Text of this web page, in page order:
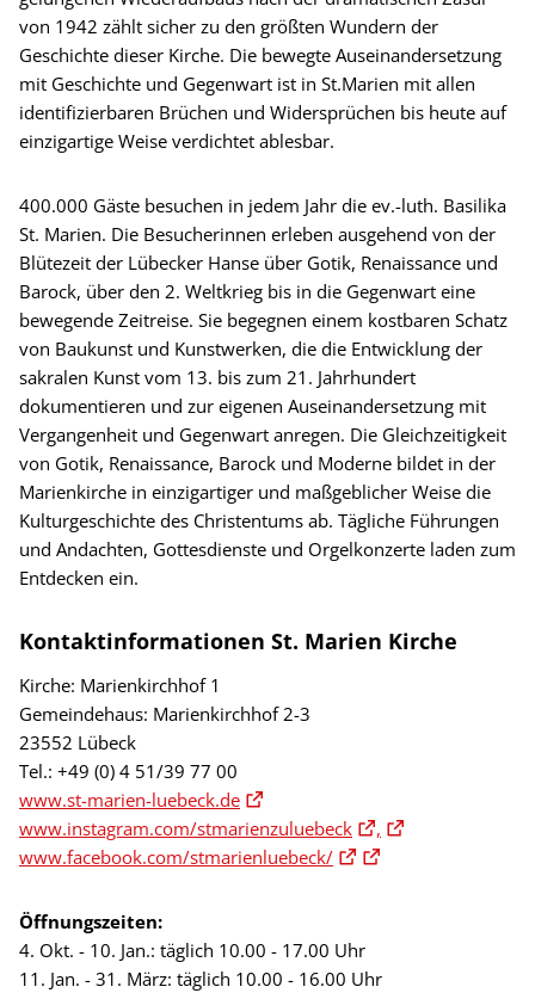
von 1942 zählt sicher zu den größten Wundern der
Geschichte dieser Kirche. Die bewegte Auseinandersetzung
mit Geschichte und Gegenwart ist in St.Marien mit allen
identifizierbaren Brüchen und Widersprüchen bis heute auf
einzigartige Weise verdichtet ablesbar.
400.000 Gäste besuchen in jedem Jahr die ev.-luth. Basilika
St. Marien. Die Besucherinnen erleben ausgehend von der
Blütezeit der Lübecker Hanse über Gotik, Renaissance und
Barock, über den 2. Weltkrieg bis in die Gegenwart eine
bewegende Zeitreise. Sie begegnen einem kostbaren Schatz
von Baukunst und Kunstwerken, die die Entwicklung der
sakralen Kunst vom 13. bis zum 21. Jahrhundert
dokumentieren und zur eigenen Auseinandersetzung mit
Vergangenheit und Gegenwart anregen. Die Gleichzeitigkeit
von Gotik, Renaissance, Barock und Moderne bildet in der
Marienkirche in einzigartiger und maßgeblicher Weise die
Kulturgeschichte des Christentums ab. Tägliche Führungen
und Andachten, Gottesdienste und Orgelkonzerte laden zum
Entdecken ein.
Kontaktinformationen St. Marien Kirche
Kirche: Marienkirchhof 1
Gemeindehaus: Marienkirchhof 2-3
23552 Lübeck
Tel.: +49 (0) 4 51/39 77 00
www.st-marien-luebeck.de
www.instagram.com/stmarienzuluebeck
,
www.facebook.com/stmarienluebeck/
Öffnungszeiten:
4. Okt. - 10. Jan.: täglich 10.00 - 17.00 Uhr
11. Jan. - 31. März: täglich 10.00 - 16.00 Uhr